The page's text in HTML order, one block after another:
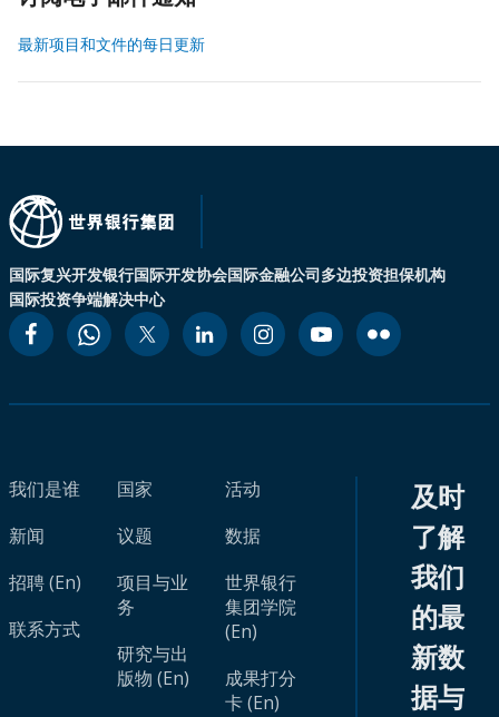
最新项目和文件的每日更新
国际复兴开发银行国际开发协会国际金融公司多边投资担保机构
国际投资争端解决中心
我们是谁
新闻
招聘 (En)
联系方式
国家
议题
项目与业
务
研究与出
版物 (En)
活动
数据
世界银行
集团学院
(En)
成果打分
卡 (En)
及时
了解
我们
的最
新数
据与